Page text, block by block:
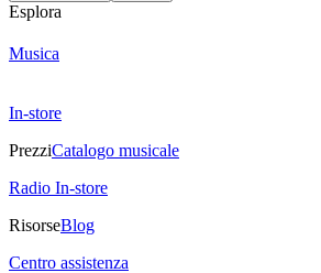
Esplora
Musica
In-store
PrezziCatalogo musicale
Radio In-store
RisorseBlog
Centro assistenza